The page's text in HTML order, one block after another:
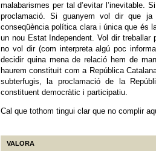
malabarismes per tal d’evitar l’inevitable.
proclamació. Si guanyem vol dir que
conseqüència política clara i única que és
un nou Estat Independent. Vol dir treballar
no vol dir (com interpreta algú poc
decidir quina mena de relació hem de
haurem constituït com a República
subterfugis, la proclamació de la
constituent democràtic i participatiu.
Cal que tothom tingui clar que no complir
VALORA